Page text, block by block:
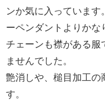
ンか気に入っていま
ーペンダントよりかな
チェーンも襟がある服
ませんでした。
艶消しや、槌目加工の
す。